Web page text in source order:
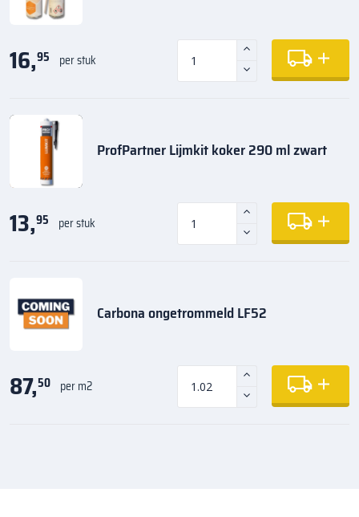
16,95 per stuk
ProfPartner Lijmkit koker 290 ml zwart
13,95 per stuk
Carbona ongetrommeld LF52
87,50 per m2